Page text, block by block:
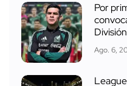
Por
Ago. 6,